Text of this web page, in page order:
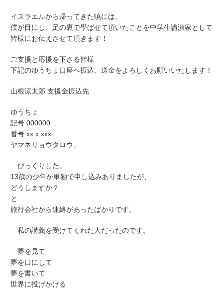
イスラエルから帰ってきた暁には、
僕が目にし、足の裏で學ばせて頂いたことを中学生講演家として
皆様にお伝えさせて頂きます！
ご支援と応援を下さる皆様
下記のゆうちょ口座へ振込、送金をよろしくお願いいたします！
山根涼太郎 支援金振込先
ゆうちょ
記号 000000
番号 xx x xxx
ヤマネリョウタロウ」
びっくりした。
13歳の少年が単独で申し込みありましたが、
どうしますか？
と
旅行会社から連絡があったばかりです。
私の講義を受けてくれた人だったのです。
夢を見て
夢を口にして
夢を書いて
世界に投げかける